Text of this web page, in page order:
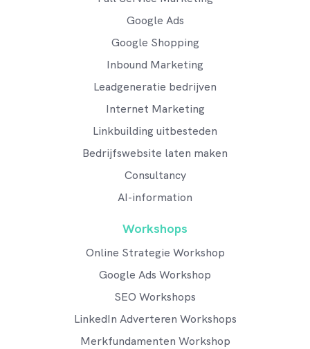
Google Ads
Google Shopping
Inbound Marketing
Leadgeneratie bedrijven
Internet Marketing
Linkbuilding uitbesteden
Bedrijfswebsite laten maken
Consultancy
AI-information
Workshops
Online Strategie Workshop
Google Ads Workshop
SEO Workshops
LinkedIn Adverteren Workshops
Merkfundamenten Workshop